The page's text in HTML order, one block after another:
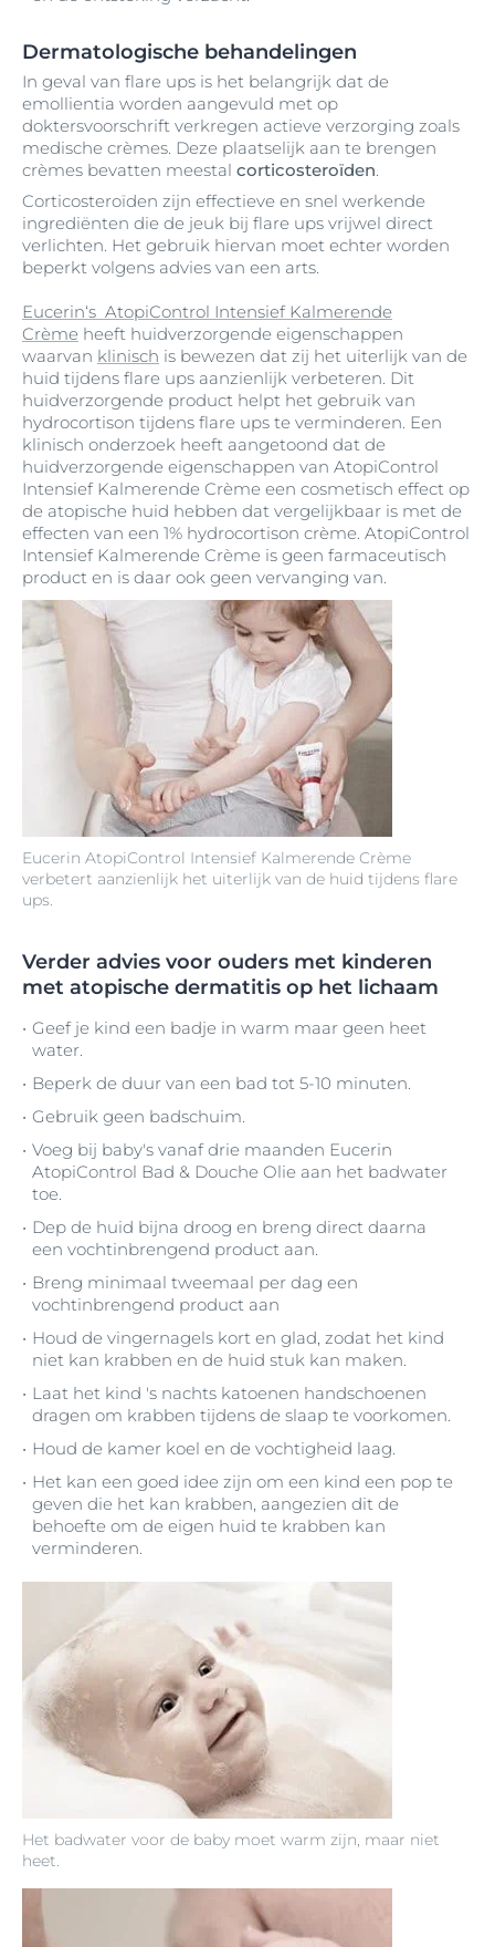
Dermatologische behandelingen
In geval van flare ups is het belangrijk dat de
emollientia worden aangevuld met op
doktersvoorschrift verkregen actieve verzorging zoals
medische crèmes. Deze plaatselijk aan te brengen
crèmes bevatten meestal corticosteroïden.
Corticosteroïden zijn effectieve en snel werkende
ingrediënten die de jeuk bij flare ups vrijwel direct
verlichten. Het gebruik hiervan moet echter worden
beperkt volgens advies van een arts.
Eucerin AtopiControl Intensief Kalmerende Crème
verbetert aanzienlijk het uiterlijk van de huid tijdens flare
ups.
Eucerin‘s AtopiControl Intensief Kalmerende
Crème heeft huidverzorgende eigenschappen
waarvan klinisch is bewezen dat zij het uiterlijk van de
huid tijdens flare ups aanzienlijk verbeteren. Dit
huidverzorgende product helpt het gebruik van
hydrocortison tijdens flare ups te verminderen. Een
klinisch onderzoek heeft aangetoond dat de
huidverzorgende eigenschappen van AtopiControl
Intensief Kalmerende Crème een cosmetisch effect op
de atopische huid hebben dat vergelijkbaar is met de
effecten van een 1% hydrocortison crème. AtopiControl
Intensief Kalmerende Crème is geen farmaceutisch
product en is daar ook geen vervanging van.
Verder advies voor ouders met kinderen
met atopische dermatitis op het lichaam
Het badwater voor de baby moet warm zijn, maar niet
heet.
Geef je kind een badje in warm maar geen heet
water.
Beperk de duur van een bad tot 5-10 minuten.
Gebruik geen badschuim.
Voeg bij baby's vanaf drie maanden Eucerin
AtopiControl Bad & Douche Olie aan het badwater
toe.
Dep de huid bijna droog en breng direct daarna
een vochtinbrengend product aan.
Breng minimaal tweemaal per dag een
vochtinbrengend product aan
Houd de vingernagels kort en glad, zodat het kind
niet kan krabben en de huid stuk kan maken.
Laat het kind 's nachts katoenen handschoenen
dragen om krabben tijdens de slaap te voorkomen.
Houd de kamer koel en de vochtigheid laag.
Het kan een goed idee zijn om een kind een pop te
geven die het kan krabben, aangezien dit de
behoefte om de eigen huid te krabben kan
verminderen.